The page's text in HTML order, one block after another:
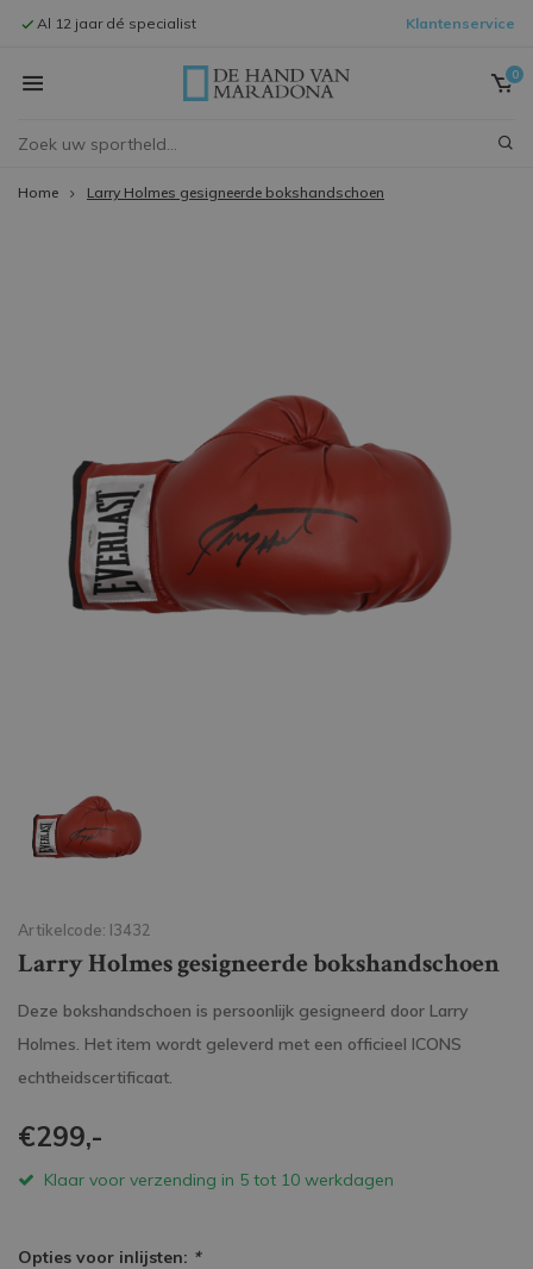
Al 12 jaar dé specialist Klantenservice
0
Home Larry Holmes gesigneerde bokshandschoen
Artikelcode: I3432
Larry Holmes gesigneerde bokshandschoen
Deze bokshandschoen is persoonlijk gesigneerd door Larry
Holmes. Het item wordt geleverd met een officieel ICONS
echtheidscertificaat.
€299,-
Klaar voor verzending in 5 tot 10 werkdagen
Opties voor inlijsten: *